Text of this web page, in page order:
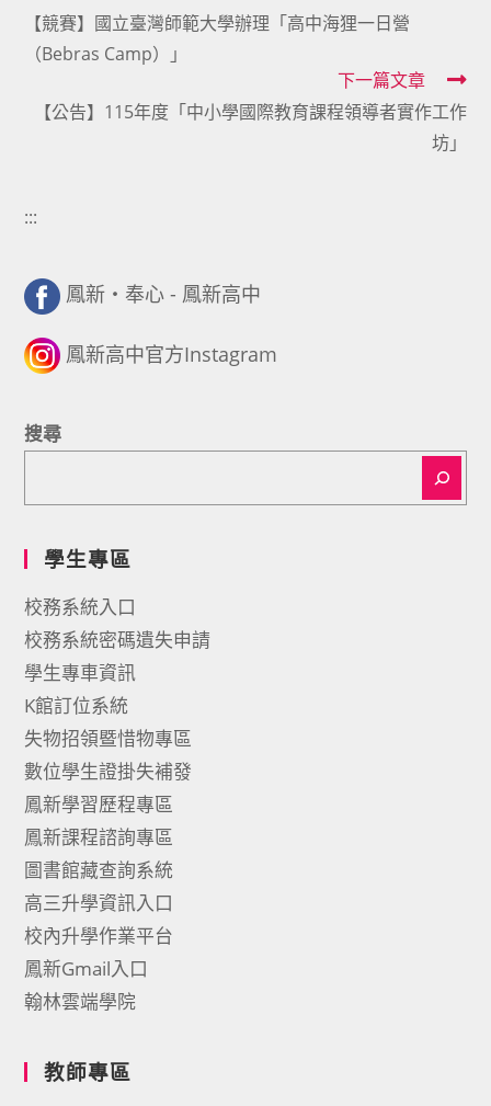
more
articles
【競賽】國立臺灣師範大學辦理「高中海狸一日營
（Bebras Camp）」
下一篇文章
【公告】115年度「中小學國際教育課程領導者實作工作
坊」
:::
鳳新・奉心 - 鳳新高中
鳳新高中官方Instagram
搜尋
學生專區
校務系統入口
校務系統密碼遺失申請
學生專車資訊
K館訂位系統
失物招領暨惜物專區
數位學生證掛失補發
鳳新學習歷程專區
鳳新課程諮詢專區
圖書館藏查詢系統
高三升學資訊入口
校內升學作業平台
鳳新Gmail入口
翰林雲端學院
教師專區